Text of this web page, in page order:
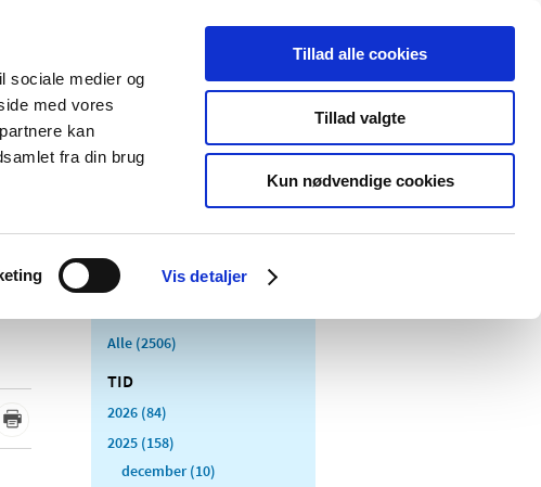
sociale medier og
med vores
kan
fra din brug
Vis detaljer
Tillad alle cookies
Tillad valgte
Kun nødvendige cookies
Udgivelser
Medicinsk
Særlige
produktområder
Alle (2506)
TID
2026 (84)
2025 (158)
december (10)